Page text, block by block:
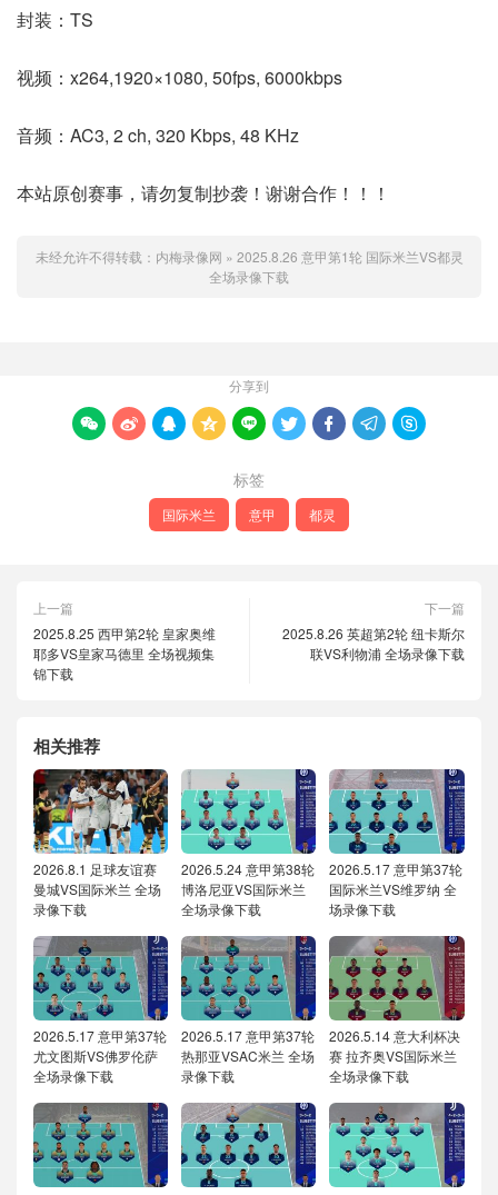
封装：TS
视频：x264,1920×1080, 50fps, 6000kbps
音频：AC3, 2 ch, 320 Kbps, 48 KHz
本站原创赛事，请勿复制抄袭！谢谢合作！！！
未经允许不得转载： 内梅录像网 » 2025.8.26 意甲第1轮 国际米兰VS都灵
全场录像下载
分享到
        
标签
国际米兰 意甲 都灵
上一篇
2025.8.25 西甲第2轮 皇家奥维
耶多VS皇家马德里 全场视频集
锦下载
下一篇
2025.8.26 英超第2轮 纽卡斯尔
联VS利物浦 全场录像下载
相关推荐
2026.8.1 足球友谊赛
曼城VS国际米兰 全场
录像下载
2026.5.24 意甲第38轮
博洛尼亚VS国际米兰
全场录像下载
2026.5.17 意甲第37轮
国际米兰VS维罗纳 全
场录像下载
2026.5.17 意甲第37轮
尤文图斯VS佛罗伦萨
全场录像下载
2026.5.17 意甲第37轮
热那亚VSAC米兰 全场
录像下载
2026.5.14 意大利杯决
赛 拉齐奥VS国际米兰
全场录像下载